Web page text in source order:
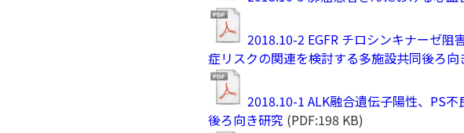
2018.10-2 EGFR チロシンキナーゼ
症リスクの関連を検討する多施設共同後ろ向
2018.10-1 ALK融合遺伝子陽性、PS
後ろ向き研究 (PDF:198 KB)